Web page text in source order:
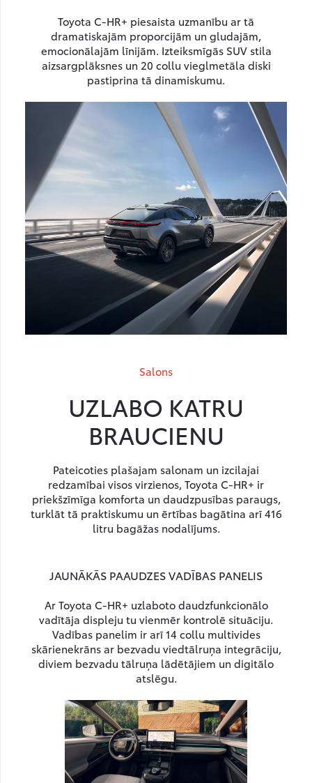
Toyota C-HR+ piesaista uzmanību ar tā
dramatiskajām proporcijām un gludajām,
emocionālajām līnijām. Izteiksmīgās SUV stila
aizsargplāksnes un 20 collu vieglmetāla diski
pastiprina tā dinamiskumu.
Salons
UZLABO KATRU
BRAUCIENU
Pateicoties plašajam salonam un izcilajai
redzamībai visos virzienos, Toyota C-HR+ ir
priekšzīmīga komforta un daudzpusības paraugs,
turklāt tā praktiskumu un ērtības bagātina arī 416
litru bagāžas nodalījums.
JAUNĀKĀS PAAUDZES VADĪBAS PANELIS
Ar Toyota C-HR+ uzlaboto daudzfunkcionālo
vadītāja displeju tu vienmēr kontrolē situāciju.
Vadības panelim ir arī 14 collu multivides
skārienekrāns ar bezvadu viedtālruņa integrāciju,
diviem bezvadu tālruņa lādētājiem un digitālo
atslēgu.